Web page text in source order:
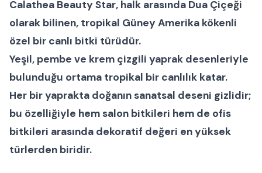
Calathea Beauty Star, halk arasında Dua Çiçeği
olarak bilinen, tropikal Güney Amerika kökenli
özel bir canlı bitki türüdür.
Yeşil, pembe ve krem çizgili yaprak desenleriyle
bulunduğu ortama tropikal bir canlılık katar.
Her bir yaprakta doğanın sanatsal deseni gizlidir;
bu özelliğiyle hemsalon bitkileri hem de ofis
bitkileri arasında dekoratif değeri en yüksek
türlerden biridir.